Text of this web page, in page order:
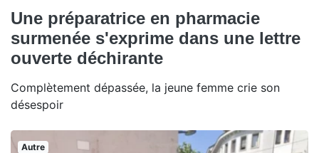
Une préparatrice en pharmacie
surmenée s'exprime dans une lettre
ouverte déchirante
Complètement dépassée, la jeune femme crie son
désespoir
Autre